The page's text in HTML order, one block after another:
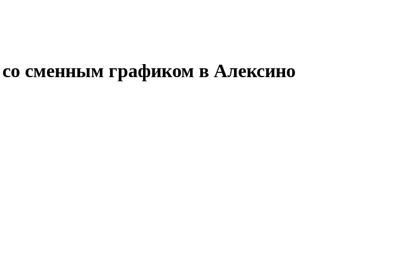
сменным графиком в Алексино